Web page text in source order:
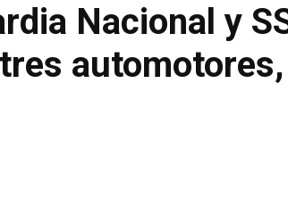
Nacional y